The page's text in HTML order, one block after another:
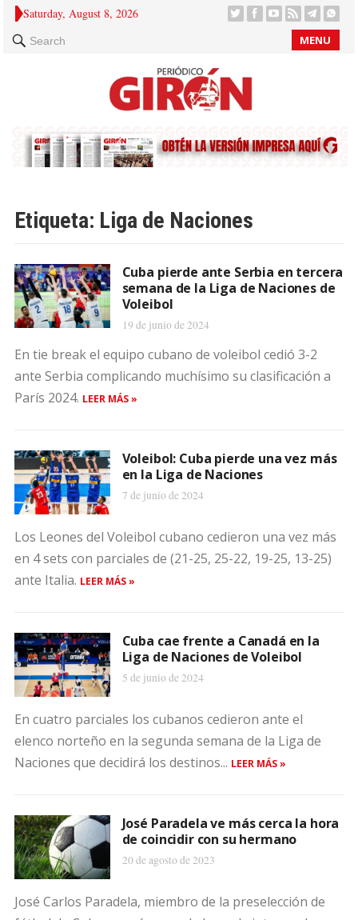
Saturday, August 8, 2026
Search MENU
Etiqueta: Liga de Naciones
Cuba pierde ante Serbia en tercera
semana de la Liga de Naciones de
Voleibol
19 de junio de 2024
En tie break el equipo cubano de voleibol cedió 3-2
ante Serbia complicando muchísimo su clasificación a
París 2024. LEER MÁS »
Voleibol: Cuba pierde una vez más
en la Liga de Naciones
7 de junio de 2024
Los Leones del Voleibol cubano cedieron una vez más
en 4 sets con parciales de (21-25, 25-22, 19-25, 13-25)
ante Italia. LEER MÁS »
Cuba cae frente a Canadá en la
Liga de Naciones de Voleibol
5 de junio de 2024
En cuatro parciales los cubanos cedieron ante el
elenco norteño en la segunda semana de la Liga de
Naciones que decidirá los destinos... LEER MÁS »
José Paradela ve más cerca la hora
de coincidir con su hermano
20 de agosto de 2023
José Carlos Paradela, miembro de la preselección de